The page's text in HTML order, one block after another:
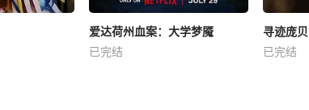
爱达荷州血案：大学梦魇
已完结
已完结